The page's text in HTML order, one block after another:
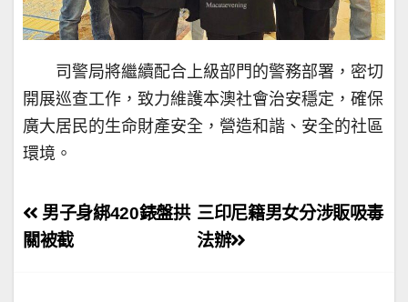
司警局將繼續配合上級部門的警務部署，密切
開展巡查工作，致力維護本澳社會治安穩定，確保
廣大居民的生命財產安全，營造和諧、安全的社區
環境。
文
章
三印尼籍男女分涉販吸毒
法辦
男子身綁420錶盤拱
關被截